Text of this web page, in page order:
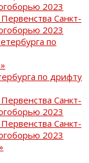
2023
Санкт-
2023
по
по дрифту
Санкт-
2023
Санкт-
2023